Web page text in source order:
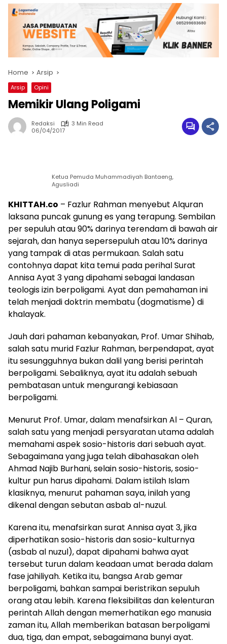
Home Arsip
Arsip Opini
Memikir Ulang Poligami
Redaksi
3 Min Read
06/04/2017
Ketua Pemuda Muhammadiyah Bantaeng,
Agusliadi
KHITTAH.co – Fazlur Rahman menyebut Alquran
laksana puncak gunung es yang terapung. Sembilan
per sepuluh atau 90% darinya terendam di bawah air
sejarah, dan hanya sepersepuluh atau 10% darinya
yang tampak di atas permukaan. Salah satu
contohnya dapat kita temui pada perihal Surat
Annisa Ayat 3 yang dipahami sebagai landasan
teologis izin berpoligami. Ayat dan pemahaman ini
telah menjadi doktrin membatu (dogmatisme) di
khalayak.
Jauh dari pahaman kebanyakan, Prof. Umar Shihab,
salah satu murid Fazlur Rahman, berpendapat, ayat
itu sesungguhnya bukan dalil yang berisi perintah
berpoligami. Sebaliknya, ayat itu adalah sebuah
pembatasan untuk mengurangi kebiasaan
berpoligami.
Menurut Prof. Umar, dalam menafsirkan Al – Quran,
salah satu yang menjadi persyaratan utama adalah
memahami aspek sosio-historis dari sebuah ayat.
Sebagaimana yang juga telah dibahasakan oleh
Ahmad Najib Burhani, selain sosio-historis, sosio-
kultur pun harus dipahami. Dalam istilah Islam
klasiknya, menurut pahaman saya, inilah yang
dikenal dengan sebutan asbab al-nuzul.
Karena itu, menafsirkan surat Annisa ayat 3, jika
diperhatikan sosio-historis dan sosio-kulturnya
(asbab al nuzul), dapat dipahami bahwa ayat
tersebut turun dalam keadaan umat berada dalam
fase jahiliyah. Ketika itu, bangsa Arab gemar
berpoligami, bahkan sampai beristrikan sepuluh
orang atau lebih. Karena fleksibilitas dan kelenturan
perintah Allah dengan memerhatikan ego manusia
zaman itu, Allah memberikan batasan berpoligami
dua, tiga, dan empat, sebagaimana bunyi ayat.